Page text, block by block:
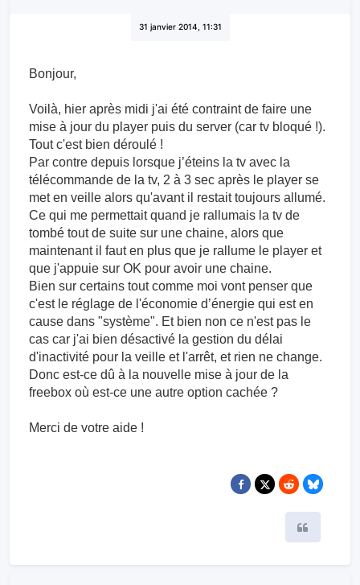
31 janvier 2014, 11:31
Bonjour,
Voilà, hier après midi j'ai été contraint de faire une
mise à jour du player puis du server (car tv bloqué !).
Tout c'est bien déroulé !
Par contre depuis lorsque j’éteins la tv avec la
télécommande de la tv, 2 à 3 sec après le player se
met en veille alors qu'avant il restait toujours allumé.
Ce qui me permettait quand je rallumais la tv de
tombé tout de suite sur une chaine, alors que
maintenant il faut en plus que je rallume le player et
que j'appuie sur OK pour avoir une chaine.
Bien sur certains tout comme moi vont penser que
c'est le réglage de l'économie d’énergie qui est en
cause dans "système". Et bien non ce n'est pas le
cas car j'ai bien désactivé la gestion du délai
d'inactivité pour la veille et l'arrêt, et rien ne change.
Donc est-ce dû à la nouvelle mise à jour de la
freebox où est-ce une autre option cachée ?
Merci de votre aide !